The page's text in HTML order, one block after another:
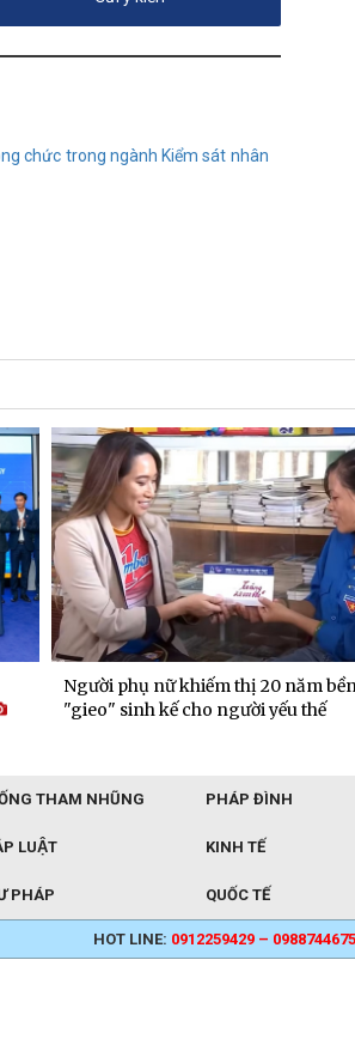
chức trong ngành Kiểm sát nhân
Người phụ nữ khiếm thị 20 năm
"gieo" sinh kế cho người yếu thế
THAM NHŨNG PHÁP ĐÌNH
LUẬT KINH TẾ
PHÁP QUỐC TẾ
HOT LINE: 0912259429 – 0988744675